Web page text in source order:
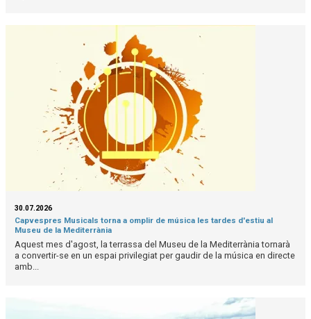
30.07.2026
Capvespres Musicals torna a omplir de música les tardes d'estiu al
Museu de la Mediterrània
Aquest mes d'agost, la terrassa del Museu de la Mediterrània tornarà
a convertir-se en un espai privilegiat per gaudir de la música en directe
amb...